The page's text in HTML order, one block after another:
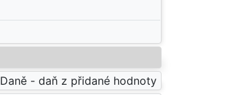
Daně - daň z přidané hodnoty